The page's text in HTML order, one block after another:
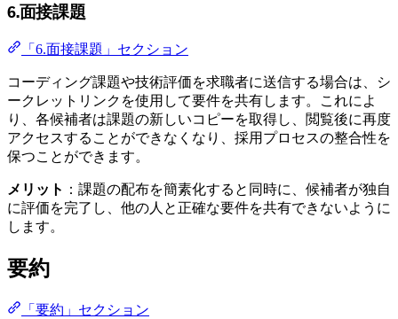
6.面接課題
「6.面接課題」セクション
コーディング課題や技術評価を求職者に送信する場合は、シ
ークレットリンクを使用して要件を共有します。これによ
り、各候補者は課題の新しいコピーを取得し、閲覧後に再度
アクセスすることができなくなり、採用プロセスの整合性を
保つことができます。
メリット ：課題の配布を簡素化すると同時に、候補者が独自
に評価を完了し、他の人と正確な要件を共有できないように
します。
要約
「要約」セクション